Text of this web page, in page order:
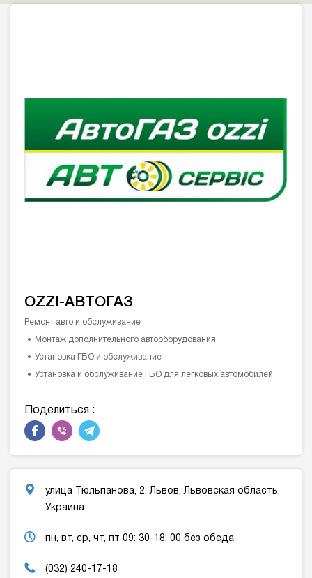
OZZI-АВТОГАЗ
Ремонт авто и обслуживание
Монтаж дополнительного автооборудования
Установка ГБО и обслуживание
Установка и обслуживание ГБО для легковых автомобилей
Поделиться :
улица Тюльпанова, 2, Львов, Львовская область,
Украина
пн, вт, ср, чт, пт 09: 30-18: 00 без обеда
(032) 240-17-18